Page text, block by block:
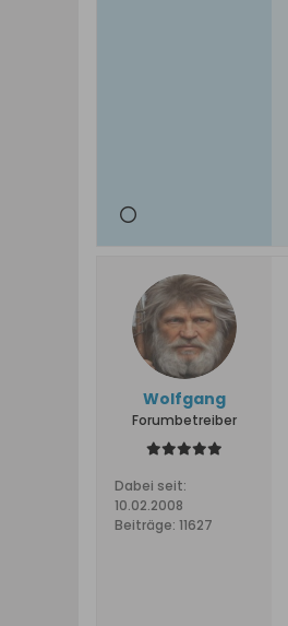
Wolfgang
Forumbetreiber
Dabei seit:
10.02.2008
Beiträge: 11627